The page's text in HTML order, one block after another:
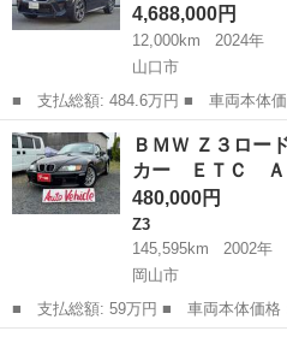
4,688,000円
12,000km
2024年
山口市
■ 支払総額: 484.6万円 ■ 車両本体価格： 4,688,000 円 ■ メーカ
ー名： ＢＭＷ ■ 車種名： Ｘ２ ■
ｅ ２０ｉ Ｍスポーツハイライン
パノラマガ...
山口 山口市
ＢＭＷ Ｚ３ロー
カー ＥＴＣ Ａ
480,000円
Z3
145,595km
2002年
岡山市
■ 支払総額: 59万円 ■ 車両本体価格： 480,000 円 ■ メーカー
名： ＢＭＷ ■ 車種名： Ｚ３ロー